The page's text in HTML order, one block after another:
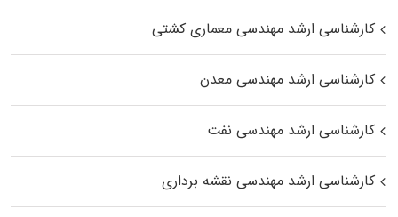
کارشناسی ارشد مهندسی معماری کشتی
کارشناسی ارشد مهندسی معدن
کارشناسی ارشد مهندسی نفت
کارشناسی ارشد مهندسی نقشه برداری